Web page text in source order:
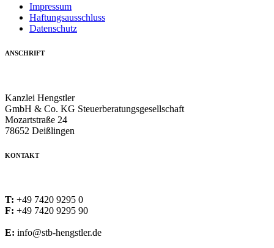
Impressum
Haftungsausschluss
Datenschutz
ANSCHRIFT
Kanzlei Hengstler
GmbH & Co. KG Steuerberatungsgesellschaft
Mozartstraße 24
78652 Deißlingen
KONTAKT
T: +49 7420 9295 0
F: +49 7420 9295 90
E: info@stb-hengstler.de